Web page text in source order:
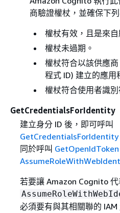
商驗證權杖，並確保下列
權杖有效，且是來
權杖未過期。
權杖符合以該供應
程式 ID) 建立的應用
權杖符合使用者識別
GetCredentialsForIdentity
建立身分 ID 後，即可呼叫
GetCredentialsForIdentity
同於呼叫 GetOpenIdToken
若要讓 Amazon Cognito 代
必須要有與其相關聯的